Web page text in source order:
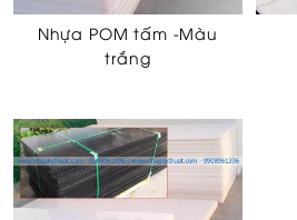
Nhựa POM tấm -Màu
trắng